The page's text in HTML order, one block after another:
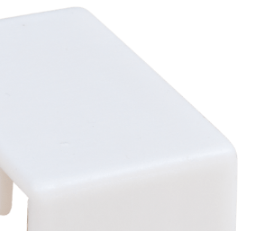
ACCUMULO
PER ABITAZIONI
CONNESSI IN RETE
PER IMPIANTI AD ISOLA
AD ISOLA